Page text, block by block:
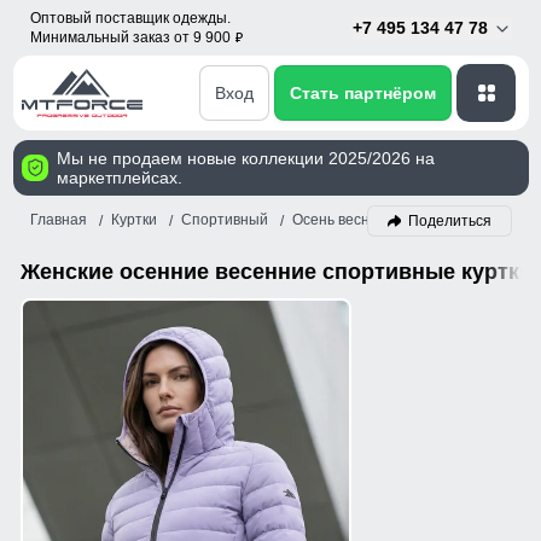
Оптовый поставщик одежды.
Минимальный заказ от 9 900 p
+7 495 134 47 78
Вход Стать партнёром
Мы не продаем новые коллекции 2025/2026 на
маркетплейсах.
Главная Куртки Спортивный Осень весна Женский
Поделиться
Женские осенние весенние спортивные куртки